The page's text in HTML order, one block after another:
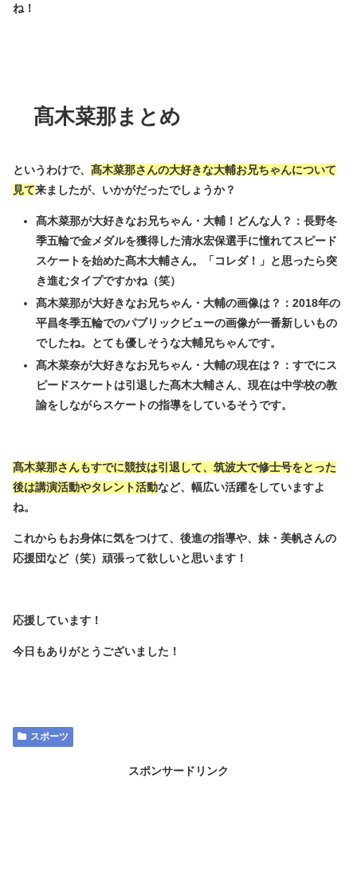
ね！
髙木菜那まとめ
というわけで、 髙木菜那さんの大好きな大輔お兄ちゃんについて
見て来ましたが、いかがだったでしょうか？
髙木菜那が大好きなお兄ちゃん・大輔！どんな人？：長野冬
季五輪で金メダルを獲得した清水宏保選手に憧れてスピード
スケートを始めた髙木大輔さん。「コレダ！」と思ったら突
き進むタイプですかね（笑）
髙木菜那が大好きなお兄ちゃん・大輔の画像は？：2018年の
平昌冬季五輪でのパブリックビューの画像が一番新しいもの
でしたね。とても優しそうな大輔兄ちゃんです。
髙木菜奈が大好きなお兄ちゃん・大輔の現在は？：すでにス
ピードスケートは引退した髙木大輔さん、現在は中学校の教
諭をしながらスケートの指導をしているそうです。
髙木菜那さんもすでに競技は引退して、筑波大で修士号をとった
後は講演活動やタレント活動など、幅広い活躍をしていますよ
ね。
これからもお身体に気をつけて、後進の指導や、妹・美帆さんの
応援団など（笑）頑張って欲しいと思います！
応援しています！
今日もありがとうございました！
スポーツ
スポンサードリンク